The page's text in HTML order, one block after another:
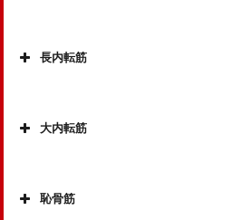
長内転筋
大内転筋
恥骨筋